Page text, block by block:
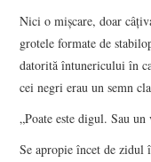
Nici o mișcare, doar
grotele formate de
datorită întunericului în
cei negri erau un semn
„Poate este digul. Sau
Se apropie încet de zidul